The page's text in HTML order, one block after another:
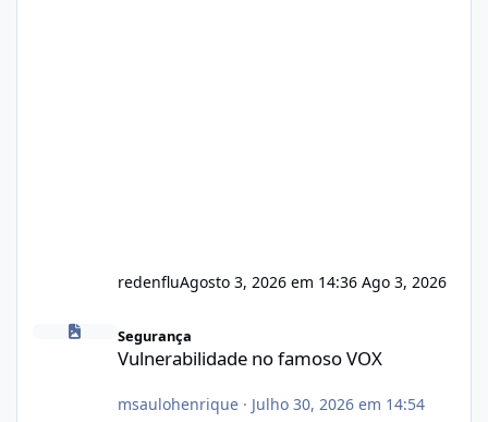
redenfluAgosto 3, 2026 em 14:36 Ago 3, 2026
Segurança
Vulnerabilidade no famoso VOX
msaulohenrique· Julho 30, 2026 em 14:54